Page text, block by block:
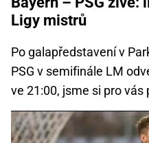
Ligy mistrů
Po galapředstavení v
PSG v semifinále LM
ve 21:00, jsme si pro vás